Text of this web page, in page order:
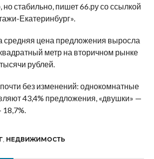
стабильно, пишет 66.ру со ссылкой
Екатеринбург».
средняя цена предложения выросла
метр на вторичном рынке
рублей.
без изменений: однокомнатные
43,4% предложения, «двушки» —
18,7%.
, НЕДВИЖИМОСТЬ